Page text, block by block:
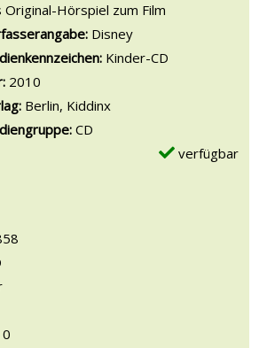
Original-Hörspiel zum Film
nach diesem Verfasser
Disney
Kinder-CD
2010
Berlin, Kiddinx
CD
verfügbar
0